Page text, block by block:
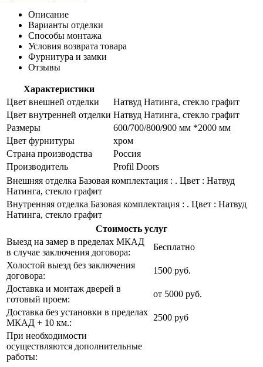
Описание
Варианты отделки
Способы монтажа
Условия возврата товара
Фурнитура и замки
Отзывы
Характеристики
Цвет внешней отделки
Натвуд Натинга, стекло графит
Цвет внутренней отделки Натвуд Натинга, стекло графит
Размеры
600/700/800/900 мм *2000 мм
Цвет фурнитуры
хром
Страна производства
Россия
Производитель
Profil Doors
Внешняя отделка Базовая комплектация : . Цвет : Натвуд
Натинга, стекло графит
Внутренняя отделка Базовая комплектация : . Цвет : Натвуд
Натинга, стекло графит
Стоимость услуг
Выезд на замер в пределах МКАД
в случае заключения договора:
Бесплатно
Холостой выезд без заключения
договора:
1500 руб.
Доставка и монтаж дверей в
готовый проем:
от 5000 руб.
Доставка без установки в пределах
МКАД + 10 км.:
2500 руб
При необходимости
осуществляются дополнительные
работы: